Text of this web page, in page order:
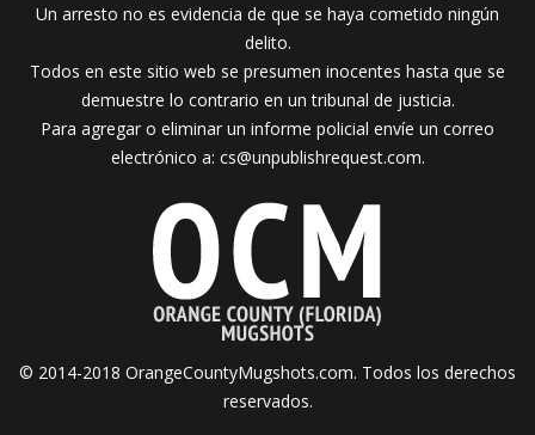
Un arresto no es evidencia de que se haya cometido ningún
delito.
Todos en este sitio web se presumen inocentes hasta que se
demuestre lo contrario en un tribunal de justicia.
Para agregar o eliminar un informe policial envíe un correo
electrónico a: cs@unpublishrequest.com.
© 2014-2018 OrangeCountyMugshots.com. Todos los derechos
reservados.